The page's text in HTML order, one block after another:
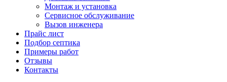
Монтаж и установка
Сервисное обслуживание
Вызов инженера
Прайс лист
Подбор септика
Примеры работ
Отзывы
Контакты